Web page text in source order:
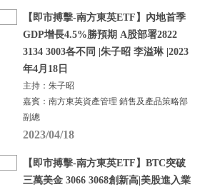
【即市搏擊-南方東英ETF】內地首季
GDP增長4.5%勝預期 A股部署2822
3134 3003各不同 |朱子昭 李溢琳 |2023
年4月18日
主持：朱子昭
嘉賓：南方東英資產管理 銷售及產品策略部
副總
2023/04/18
【即市搏擊-南方東英ETF】BTC突破
三萬美金 3066 3068創新高|美股進入業